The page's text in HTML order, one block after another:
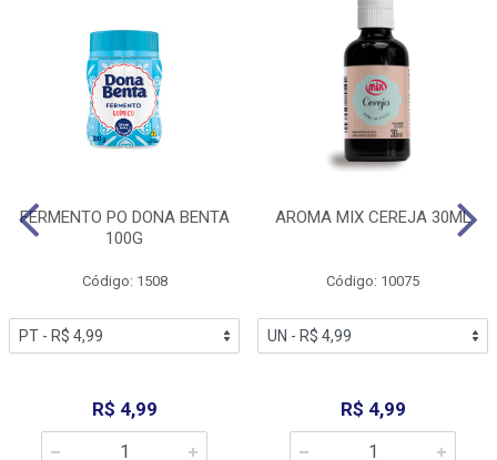
FERMENTO PO DONA BENTA
100G
Código: 1508
R$ 4,99
AROMA MIX CEREJA 30ML
Código: 10075
R$ 4,99